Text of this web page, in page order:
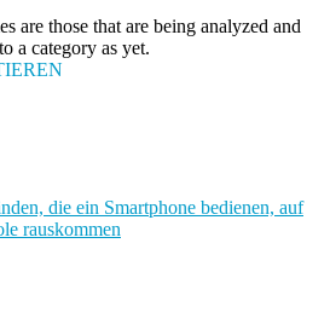
are those that are being analyzed and
a category as yet.